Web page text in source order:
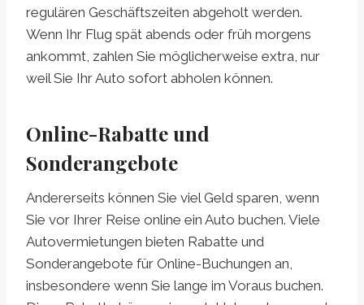
regulären Geschäftszeiten abgeholt werden.
Wenn Ihr Flug spät abends oder früh morgens
ankommt, zahlen Sie möglicherweise extra, nur
weil Sie Ihr Auto sofort abholen können.
Online-Rabatte und
Sonderangebote
Andererseits können Sie viel Geld sparen, wenn
Sie vor Ihrer Reise online ein Auto buchen. Viele
Autovermietungen bieten Rabatte und
Sonderangebote für Online-Buchungen an,
insbesondere wenn Sie lange im Voraus buchen.